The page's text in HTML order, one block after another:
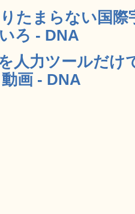
たまらない国際
ろ - DNA
人力ツールだ
画 - DNA